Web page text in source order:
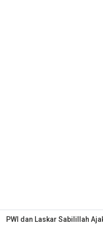
PWI dan Laskar Sabilillah